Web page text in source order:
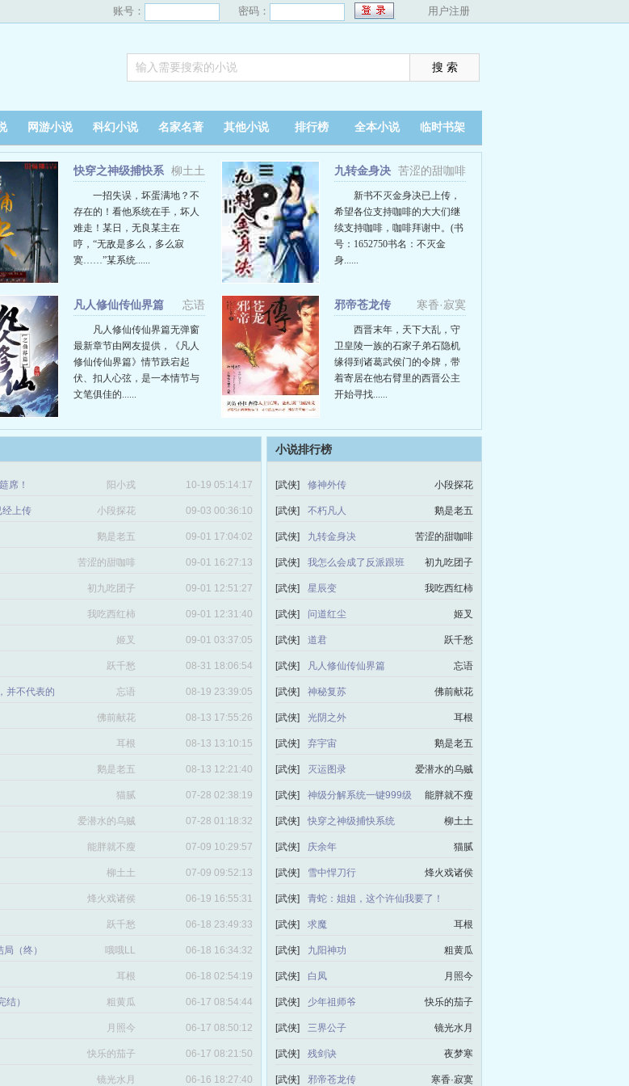
账号： 密码： 用户注册
网游小说 科幻小说 名家名著 其他小说 排行榜 全本小说 临时书架
柳土土
快穿之神级捕快系
一招失误，坏蛋满地？不
存在的！看他系统在手，坏人
难走！某日，无良某主在
哼，“无敌是多么，多么寂
寞……”某系统......
苦涩的甜咖啡
九转金身决
新书不灭金身决已上传，
希望各位支持咖啡的大大们继
续支持咖啡，咖啡拜谢中。(书
号：1652750书名：不灭金
身......
忘语
凡人修仙传仙界篇
凡人修仙传仙界篇无弹窗
最新章节由网友提供，《凡人
修仙传仙界篇》情节跌宕起
伏、扣人心弦，是一本情节与
文笔俱佳的......
寒香·寂寞
邪帝苍龙传
西晋末年，天下大乱，守
卫皇陵一族的石家子弟石隐机
缘得到诸葛武侯门的令牌，带
着寄居在他右臂里的西晋公主
开始寻找......
席！ 阳小戎 10-19 05:14:17
经上传 小段探花 09-03 00:36:10
鹅是老五 09-01 17:04:02
苦涩的甜咖啡 09-01 16:27:13
初九吃团子 09-01 12:51:27
我吃西红柿 09-01 12:31:40
姬叉 09-01 03:37:05
跃千愁 08-31 18:06:54
并不代表的
忘语 08-19 23:39:05
佛前献花 08-13 17:55:26
耳根 08-13 13:10:15
鹅是老五 08-13 12:21:40
猫腻 07-28 02:38:19
爱潜水的乌贼 07-28 01:18:32
能胖就不瘦 07-09 10:29:57
柳土土 07-09 09:52:13
烽火戏诸侯 06-19 16:55:31
跃千愁 06-18 23:49:33
（终） 哦哦LL 06-18 16:34:32
耳根 06-18 02:54:19
） 粗黄瓜 06-17 08:54:44
月照今 06-17 08:50:12
快乐的茄子 06-17 08:21:50
镜光水月 06-16 18:27:40
小说排行榜
[武侠] 修神外传 小段探花
[武侠] 不朽凡人 鹅是老五
[武侠] 九转金身决 苦涩的甜咖啡
[武侠] 我怎么会成了反派跟班 初九吃团子
[武侠] 星辰变 我吃西红柿
[武侠] 问道红尘 姬叉
[武侠] 道君 跃千愁
[武侠] 凡人修仙传仙界篇 忘语
[武侠] 神秘复苏 佛前献花
[武侠] 光阴之外 耳根
[武侠] 弃宇宙 鹅是老五
[武侠] 灭运图录 爱潜水的乌贼
[武侠] 神级分解系统一键999级 能胖就不瘦
[武侠] 快穿之神级捕快系统 柳土土
[武侠] 庆余年 猫腻
[武侠] 雪中悍刀行 烽火戏诸侯
[武侠]
青蛇：姐姐，这个许仙我要了！
哦哦LL
[武侠] 求魔 耳根
[武侠] 九阳神功 粗黄瓜
[武侠] 白凤 月照今
[武侠] 少年祖师爷 快乐的茄子
[武侠] 三界公子 镜光水月
[武侠] 残剑诀 夜梦寒
[武侠] 邪帝苍龙传 寒香·寂寞